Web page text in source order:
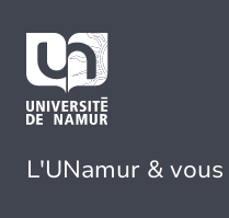
L'UNamur & vous